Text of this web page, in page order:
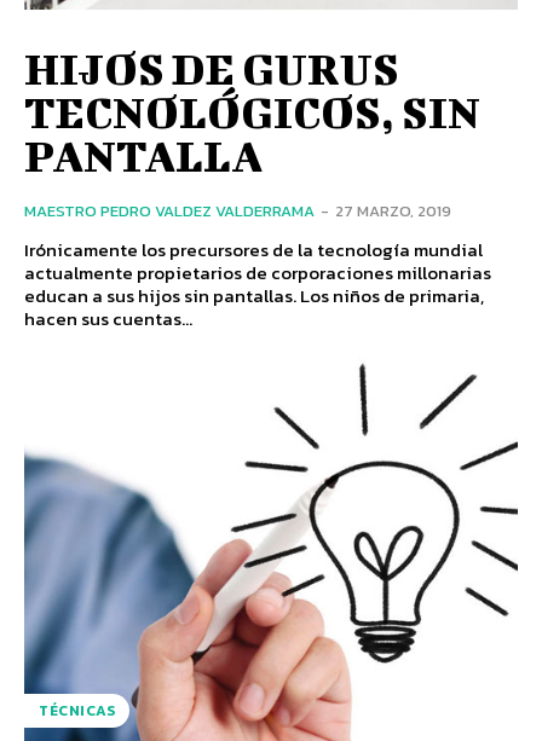
HIJOS DE GURUS
TECNOLÓGICOS, SIN
PANTALLA
MAESTRO PEDRO VALDEZ VALDERRAMA - 27 MARZO, 2019
Irónicamente los precursores de la tecnología mundial
actualmente propietarios de corporaciones millonarias
educan a sus hijos sin pantallas. Los niños de primaria,
hacen sus cuentas...
TÉCNICAS